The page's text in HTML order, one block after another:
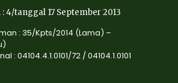
4/tanggal 17 September 2013
: 35/Kpts/2014 (Lama) –
: 04104.4.1.0101/72 / 04104.1.0101